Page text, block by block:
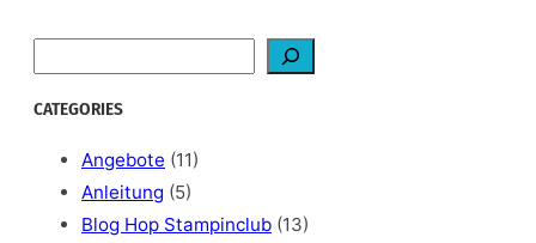
e
a
CATEGORIES
Angebote (11)
Anleitung (5)
Blog Hop Stampinclub (13)